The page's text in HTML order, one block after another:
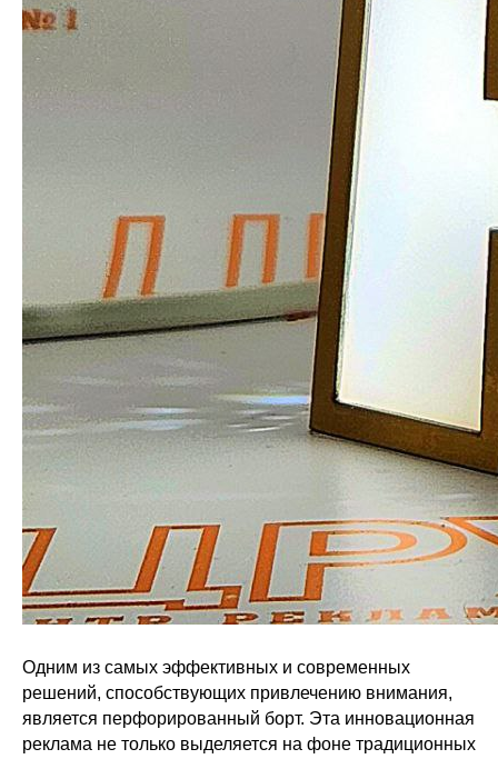
Одним из самых эффективных и современных
решений, способствующих привлечению внимания,
является перфорированный борт. Эта инновационная
реклама не только выделяется на фоне традиционных